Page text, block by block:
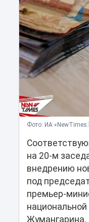
Фото: ИА
на 20-м
внедрению
под
премьер-
Жумангарина.